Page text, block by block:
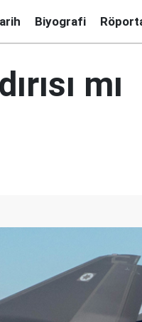
Biyografi
mı